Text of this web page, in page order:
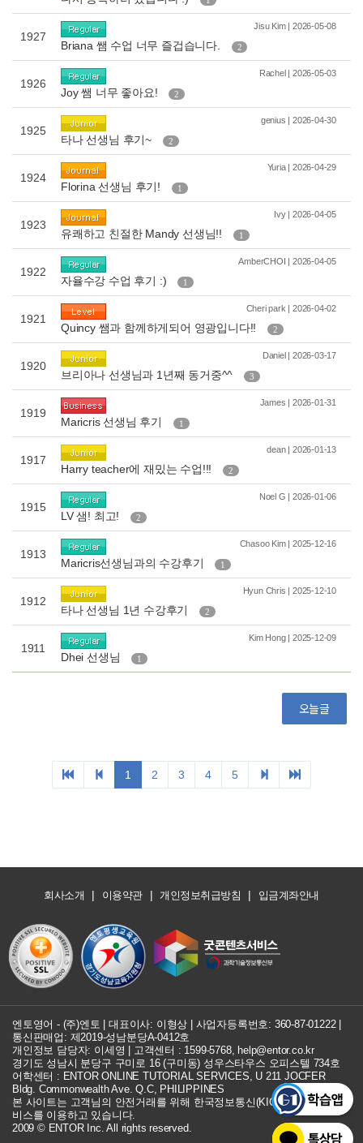
회사소개 | 이용약관 | 개인정보취급방침 | 입금계좌안내
엔토영어 - (주)엔토 | 대표이사: 이형상 | 사업자등록번호: 360-87-01222|
통신판매업: 제2019-성남분당A-0412호
개인정보 담당자: 이세영 | 고객센터 : 1599-5768, help@entor.co.kr
경기도 성남시 분당구 구미로 16 (구미동) 성우스타우스 오피스텔 734호
어학센터 : ENTOR ONLINE TUTORIAL SERVICES, U 211 JOCFER
Bldg. Commonwealth Ave. Q.C, PHILIPPINES
본 사이트는 고객님의 안전거래를 위해 한국정보통신(KICC) 구매안전 서
비스를 이용하고 있습니다.
2009 © ENTOR Inc. All rights reserved.